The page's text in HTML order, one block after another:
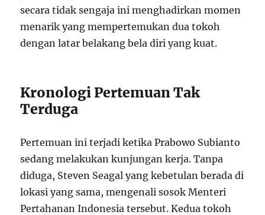
secara tidak sengaja ini menghadirkan momen
menarik yang mempertemukan dua tokoh
dengan latar belakang bela diri yang kuat.
Kronologi Pertemuan Tak
Terduga
Pertemuan ini terjadi ketika Prabowo Subianto
sedang melakukan kunjungan kerja. Tanpa
diduga, Steven Seagal yang kebetulan berada di
lokasi yang sama, mengenali sosok Menteri
Pertahanan Indonesia tersebut. Kedua tokoh